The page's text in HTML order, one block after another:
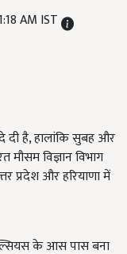
AM IST
दी है, हालांकि सुबह और
मौसम विज्ञान विभाग
प्रदेश और हरियाणा में
के आस पास बना